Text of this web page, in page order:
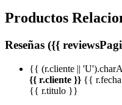
Productos
Reseñas ({{
{{ (r.cliente ||
{{ r.cliente }} {{
{{ r.titulo }}